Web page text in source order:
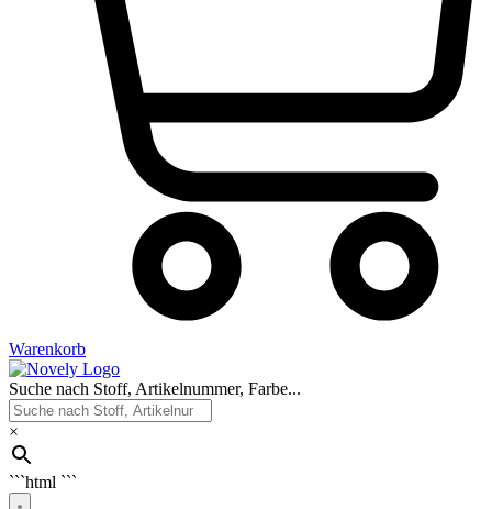
Warenkorb
Suche nach Stoff, Artikelnummer, Farbe...
×
```html ```